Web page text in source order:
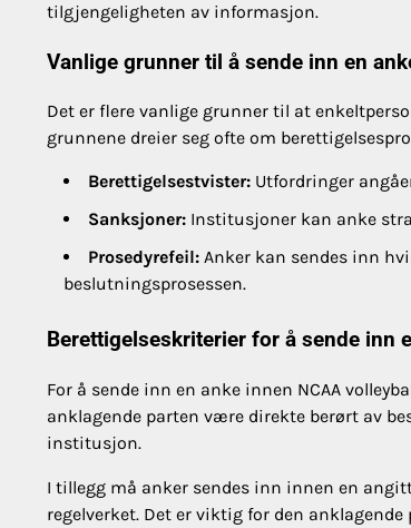
tilgjengeligheten av informasjon.
Vanlige grunner til å sende inn en
Det er flere vanlige grunner til at
grunnene dreier seg ofte om
Berettigelsestvister: Utfordringer
Sanksjoner: Institusjoner kan anke
Prosedyrefeil: Anker kan sendes inn
beslutningsprosessen.
Berettigelseskriterier for å sende inn
For å sende inn en anke innen NCAA
anklagende parten være direkte berørt av
institusjon.
I tillegg må anker sendes inn innen en
regelverket. Det er viktig for den